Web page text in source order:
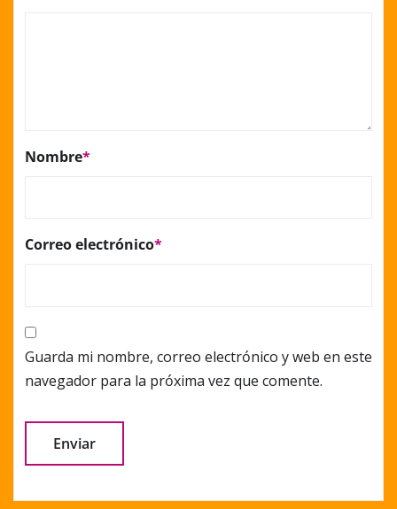
Nombre*
Correo electrónico*
Guarda mi nombre, correo electrónico y web en este
navegador para la próxima vez que comente.
Alternative: